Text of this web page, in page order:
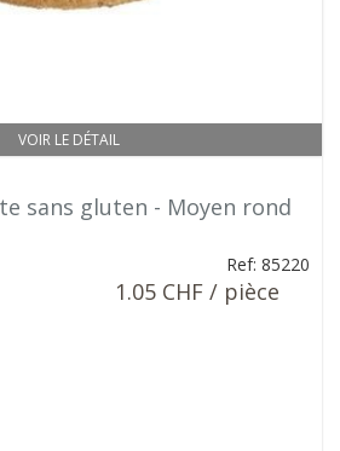
VOIR LE DÉTAIL
sans gluten - Moyen rond
Ref: 85220
1.05 CHF / pièce